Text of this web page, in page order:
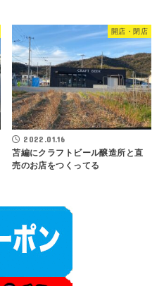
開店・閉店
2022.01.16
苫編にクラフトビール醸造所と直
売のお店をつくってる